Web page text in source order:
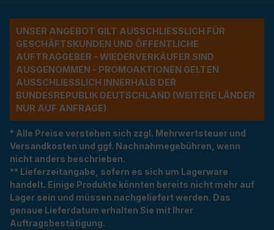
UNSER ANGEBOT GILT AUSSCHLIESSLICH FÜR G
ESCHÄFTSKUNDEN UND ÖFFENTLICHE A
UFTRAGGEBER - WIEDERVERKÄUFER SIND A
USGENOMMEN - PROMOAKTIONEN GELTEN A
USSCHLIESSLICH INNERHALB DER BU
NDESREPUBLIK DEUTSCHLAND (WEITERE LÄNDER NU
R AUF ANFRAGE)
* Alle Preise verstehen sich zzgl. Mehrwertsteuer und
Versandkosten und ggf. Nachnahmegebühren, wenn
nicht anders beschrieben.
** Lieferzeitangabe, sofern es sich um Lagerware
handelt. Einige Produkte könnten bereits nicht mehr auf
Lager sein und müssen nachgeliefert werden. Das
genaue Lieferdatum erhalten Sie mit Ihrer
Auftragsbestätigung.